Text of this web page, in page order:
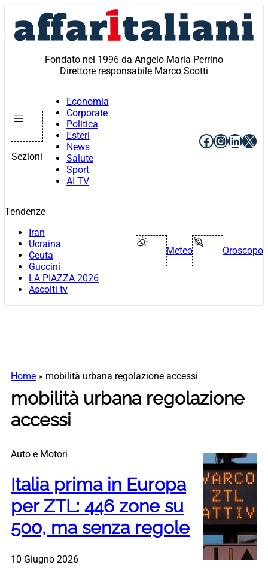
contenuto
Fondato nel 1996 da Angelo Maria Perrino
Direttore responsabile Marco Scotti
Sezioni
Economia
Corporate
Politica
Esteri
News
Salute
Sport
AI TV
Facebook
X
Tendenze
Iran
Ucraina
Ceuta
Guccini
LA PIAZZA 2026
Ascolti tv
Meteo Oroscopo
Home » mobilità urbana regolazione accessi
mobilità urbana regolazione
accessi
Auto e Motori
Italia prima in Europa
per ZTL: 446 zone su
500, ma senza regole
10 Giugno 2026